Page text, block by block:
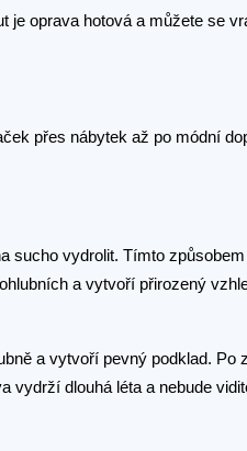
je oprava hotová a můžete se
přes nábytek až po módní
sucho vydrolit. Tímto
a vytvoří přirozený
a vytvoří pevný podklad. Po
vydrží dlouhá léta a nebude